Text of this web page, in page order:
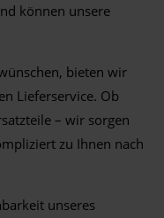
können unsere
bieten wir
Lieferservice. Ob
– wir sorgen
zu Ihnen nach
unseres